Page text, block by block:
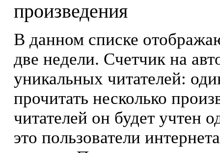
произведения
В данном списке
две недели. Счетчик на
уникальных читателей:
прочитать несколько
читателей он будет учтен
это пользователи